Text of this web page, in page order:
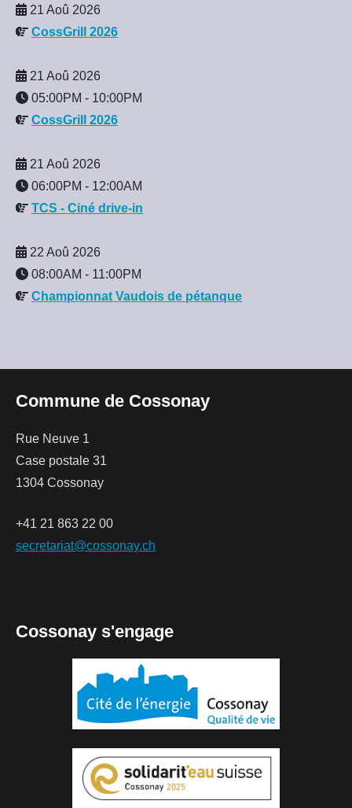
21 Aoû 2026
CossGrill 2026
21 Aoû 2026
05:00PM - 10:00PM
CossGrill 2026
21 Aoû 2026
06:00PM - 12:00AM
TCS - Ciné drive-in
22 Aoû 2026
08:00AM - 11:00PM
Championnat Vaudois de pétanque
Commune de Cossonay
Rue Neuve 1
Case postale 31
1304 Cossonay
+41 21 863 22 00
secretariat@cossonay.ch
Cossonay s'engage